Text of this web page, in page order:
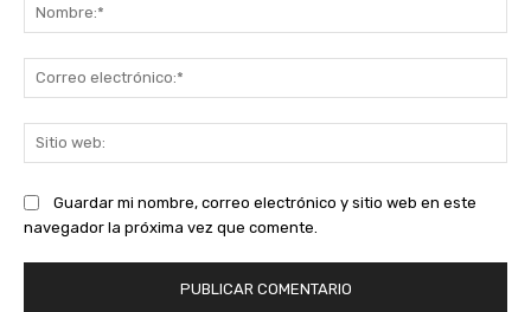
Guardar mi nombre, correo electrónico y sitio web en este
navegador la próxima vez que comente.